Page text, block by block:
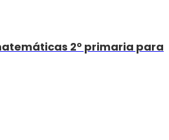
2º primaria para